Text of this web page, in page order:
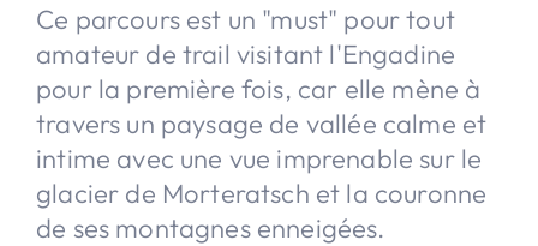
Ce parcours est un "must" pour tout
amateur de trail visitant l'Engadine
pour la première fois, car elle mène à
travers un paysage de vallée calme et
intime avec une vue imprenable sur le
glacier de Morteratsch et la couronne
de ses montagnes enneigées.